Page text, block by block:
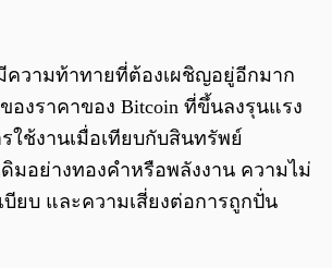
ความท้าทายที่ต้องเผชิญอยู่อีกมาก
องราคาของ Bitcoin ที่ขึ้นลงรุนแรง
ช้งานเมื่อเทียบกับสินทรัพย์
มอย่างทองคำหรือพลังงาน ความไม่
ยบ และความเสี่ยงต่อการถูกปั่น